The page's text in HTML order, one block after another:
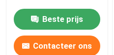
Beste prijs
Contacteer ons